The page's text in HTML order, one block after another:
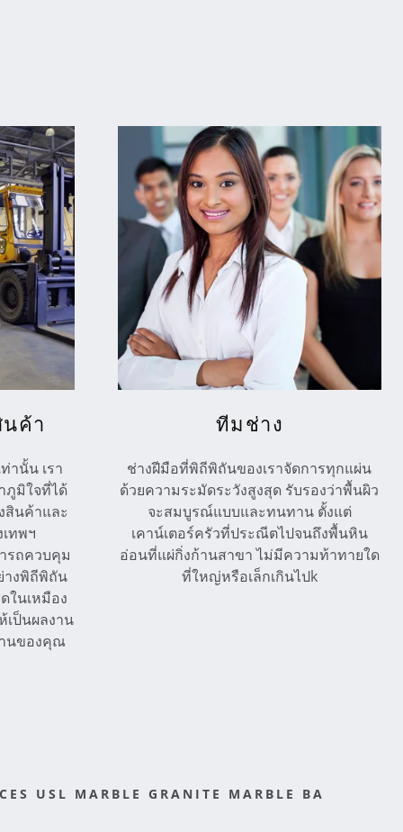
ค้า
านั้น เรา
ภูมิใจที่ได้
สินค้าและ
ทพฯ
รถควบคุม
างพิถีพิถัน
ในเหมือง
เป็นผลงาน
นของคุณ
ทีมช่าง
ช่างฝีมือที่พิถีพิถันของเราจัดการทุกแผ่น
ด้วยความระมัดระวังสูงสุด รับรองว่าพื้นผิว
จะสมบูรณ์แบบและทนทาน ตั้งแต่
เคาน์เตอร์ครัวที่ประณีตไปจนถึงพื้นหิน
อ่อนที่แผ่กิ่งก้านสาขา ไม่มีความท้าทายใด
ที่ใหญ่หรือเล็กเกินไปk
USL MARBLE GRANITE MARBLE BA